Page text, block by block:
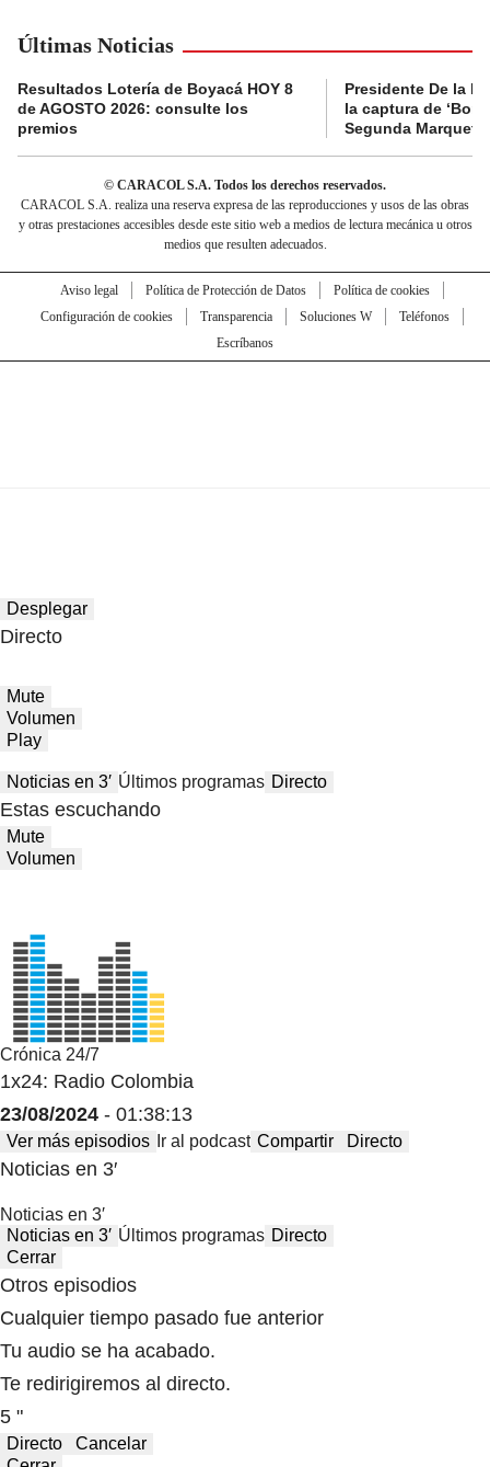
Últimas Noticias
Resultados Lotería de Boyacá HOY 8
de AGOSTO 2026: consulte los
premios
Presidente De la
la captura de
Segunda
© CARACOL S.A. Todos los derechos reservados.
CARACOL S.A. realiza una reserva expresa de las reproducciones y usos de las obras
y otras prestaciones accesibles desde este sitio web a medios de lectura mecánica u otros
medios que resulten adecuados.
Aviso legal Política de Protección de Datos
Política de cookies
Configuración de cookies
Transparencia Soluciones W
Teléfonos
Escríbanos
Desplegar
Directo
Mute
Volumen
Play
Noticias en 3′ Últimos programas Directo
Estas escuchando
Mute
Volumen
Crónica 24/7
1x24: Radio Colombia
23/08/2024 - 01:38:13
Ver más episodios Ir al podcast Compartir Directo
Noticias en 3′
Noticias en 3′
Noticias en 3′ Últimos programas Directo
Cerrar
Otros episodios
Cualquier tiempo pasado fue anterior
Tu audio se ha acabado.
Te redirigiremos al directo.
5 "
Directo
Cancelar